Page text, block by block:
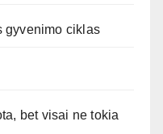
gyvenimo ciklas
bet visai ne tokia